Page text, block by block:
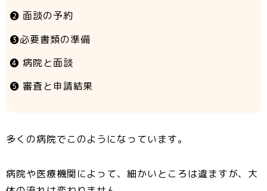
❷ 面談の予約
❸必要書類の準備
❹ 病院と面談
❺ 審査と申請結果
多くの病院でこのようになっています。
病院や医療機関によって、細かいところは違ますが、大